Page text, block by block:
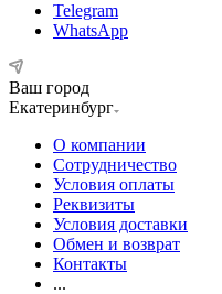
Telegram
WhatsApp
Ваш город
Екатеринбург
О компании
Сотрудничество
Условия оплаты
Реквизиты
Условия доставки
Обмен и возврат
Контакты
...